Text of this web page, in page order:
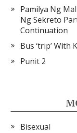
Pamilya Ng
Ng Sekreto
Continuation
Bus ‘trip’ With
Punit 2
Bisexual